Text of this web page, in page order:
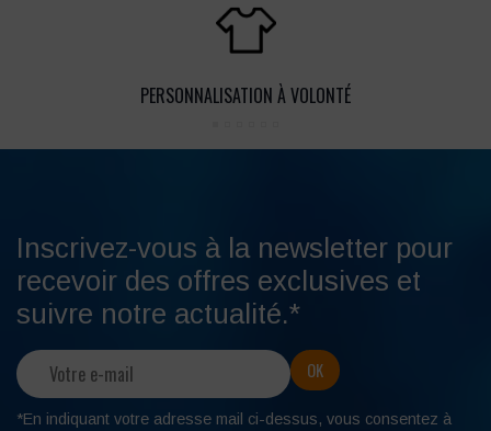
PERSONNALISATION À VOLONTÉ
Inscrivez-vous à la newsletter pour
recevoir des offres exclusives et
suivre notre actualité.*
*En indiquant votre adresse mail ci-dessus, vous consentez à